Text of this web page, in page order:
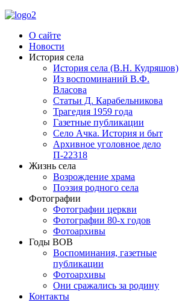
О сайте
Новости
История села
История села (В.Н. Кудряшов)
Из воспоминаний В.Ф.
Власова
Статьи Д. Карабельникова
Трагедия 1959 года
Газетные публикации
Село Ачка. История и быт
Архивное уголовное дело
П-22318
Жизнь села
Возрождение храма
Поэзия родного села
Фотографии
Фотографии церкви
Фотографии 80-х годов
Фотоархивы
Годы ВОВ
Воспоминания, газетные
публикации
Фотоархивы
Они сражались за родину
Контакты